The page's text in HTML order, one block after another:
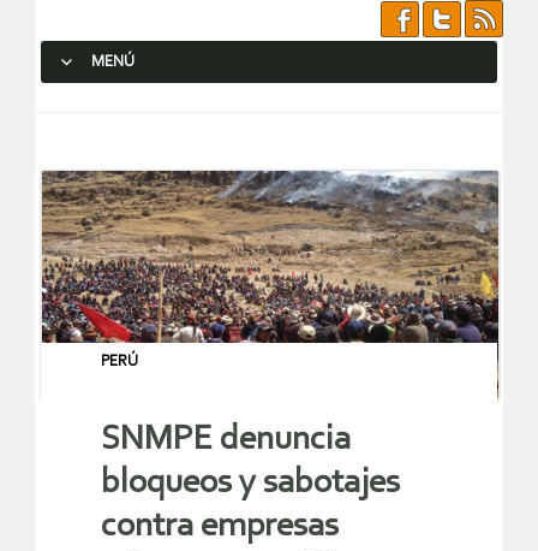
MENÚ
PERÚ
SNMPE denuncia
bloqueos y sabotajes
contra empresas